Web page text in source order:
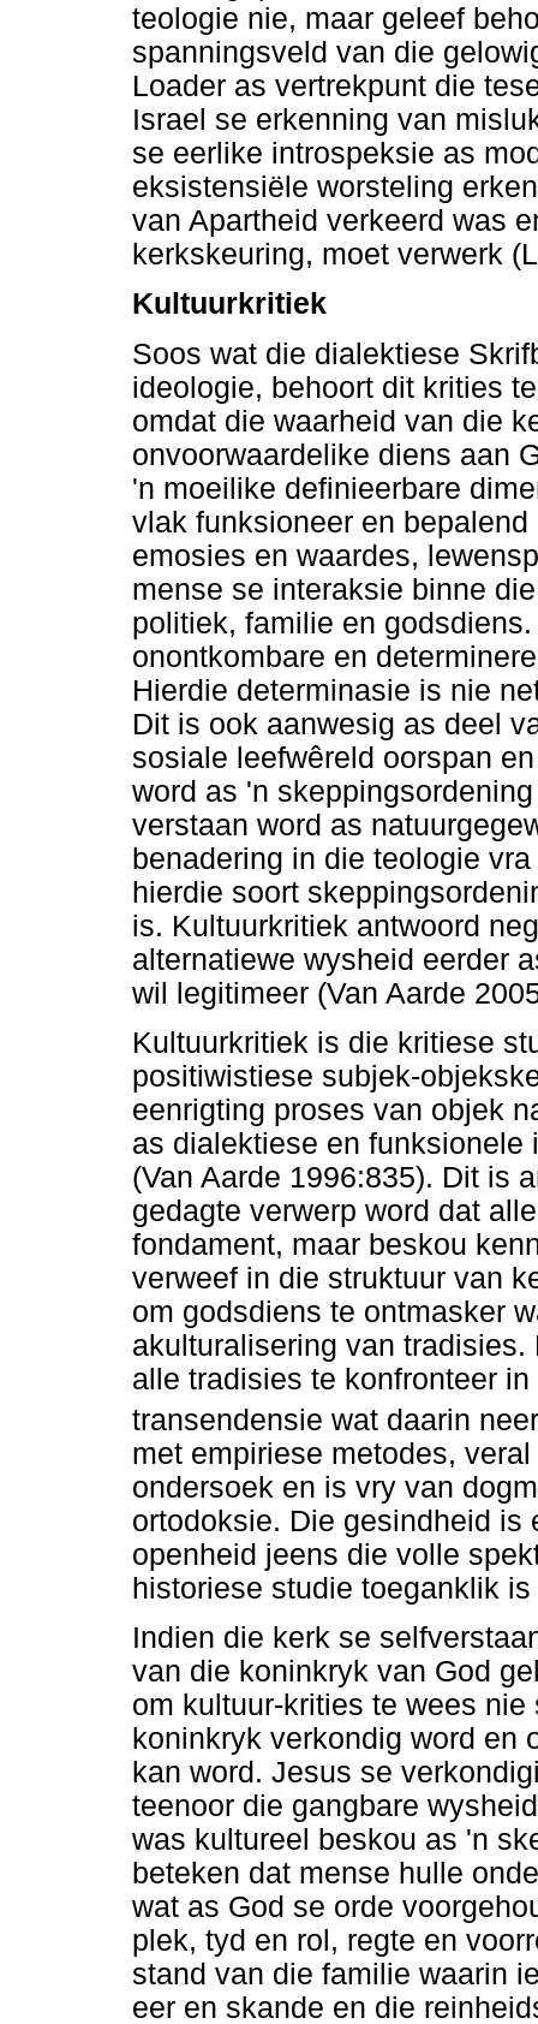
teologie nie, maar geleef
spanningsveld van die
Loader as vertrekpunt die
Israel se erkenning van
se eerlike introspeksie as
eksistensiële worsteling
van Apartheid verkeerd was
kerkskeuring, moet verwerk
Kultuurkritiek
Soos wat die dialektiese
ideologie, behoort dit krities
omdat die waarheid van die
onvoorwaardelike diens aan
'n moeilike definieerbare
vlak funksioneer en
emosies en waardes,
mense se interaksie binne
politiek, familie en
onontkombare en
Hierdie determinasie is nie
Dit is ook aanwesig as deel
sosiale leefwêreld oorspan
word as 'n
verstaan word as
benadering in die teologie
hierdie soort
is. Kultuurkritiek antwoord
alternatiewe wysheid eerder
wil legitimeer (Van Aarde
Kultuurkritiek is die kritiese
positiwistiese subjek-
eenrigting proses van objek
as dialektiese en
(Van Aarde 1996:835). Dit is
gedagte verwerp word dat
fondament, maar beskou
verweef in die struktuur van
om godsdiens te ontmasker
akulturalisering van
alle tradisies te konfronteer
transendensie wat daarin
met empiriese metodes,
ondersoek en is vry van
ortodoksie. Die gesindheid is
openheid jeens die volle
historiese studie toeganklik
Indien die kerk se
van die koninkryk van God
om kultuur-krities te wees
koninkryk verkondig word en
kan word. Jesus se
teenoor die gangbare
was kultureel beskou as 'n
beteken dat mense hulle
wat as God se orde
plek, tyd en rol, regte en
stand van die familie waarin
eer en skande en die